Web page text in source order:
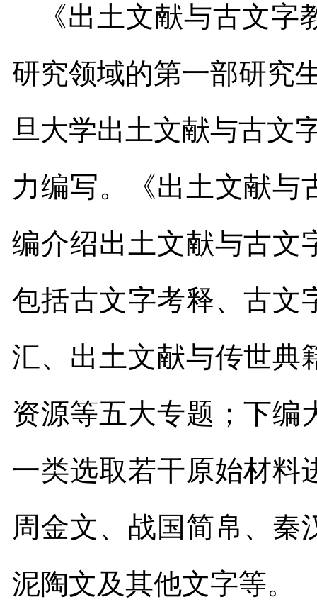
《出土文献与古文
研究领域的第一部研究
旦大学出土文献与古文
力编写。《出土文献与
编介绍出土文献与古文
包括古文字考释、古文
汇、出土文献与传世典
资源等五大专题；下编
一类选取若干原始材料
周金文、战国简帛、秦
泥陶文及其他文字等。